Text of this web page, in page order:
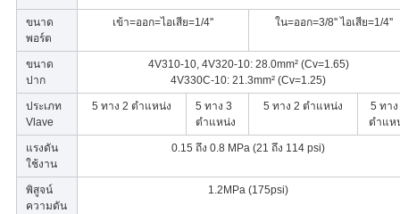
ขนาด
พอร์ต
เข้า=ออก=ไอเสีย=1/4'' ใน=ออก=3/8'' ไอเสีย=1/4''
ขนาด
ปาก
4V310-10, 4V320-10: 28.0mm² (Cv=1.65)
4V330C-10: 21.3mm² (Cv=1.25)
ประเภท
Vlave
5 ทาง 2 ตำแหน่ง
5 ทาง 3
ตำแหน่ง
5 ทาง 2 ตำแหน่ง
5 ทาง
ตำแห
แรงดัน
ใช้งาน
0.15 ถึง 0.8 MPa (21 ถึง 114 psi)
พิสูจน์
ความดัน
1.2MPa (175psi)